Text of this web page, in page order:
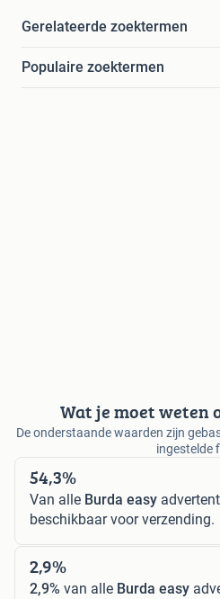
Gerelateerde zoektermen
Populaire zoektermen
Wat je moet weten
De onderstaande waarden zijn
ingestelde
54,3%
Van alle Burda easy
beschikbaar voor verzending.
2,9%
2,9% van alle Burda easy